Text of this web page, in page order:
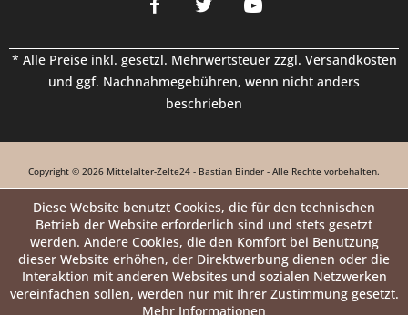
* Alle Preise inkl. gesetzl. Mehrwertsteuer zzgl. Versandkosten
und ggf. Nachnahmegebühren, wenn nicht anders
beschrieben
Copyright © 2026 Mittelalter-Zelte24 - Bastian Binder - Alle Rechte vorbehalten.
Diese Website benutzt Cookies, die für den technischen
Betrieb der Website erforderlich sind und stets gesetzt
werden. Andere Cookies, die den Komfort bei Benutzung
dieser Website erhöhen, der Direktwerbung dienen oder die
Interaktion mit anderen Websites und sozialen Netzwerken
vereinfachen sollen, werden nur mit Ihrer Zustimmung gesetzt.
Mehr Informationen